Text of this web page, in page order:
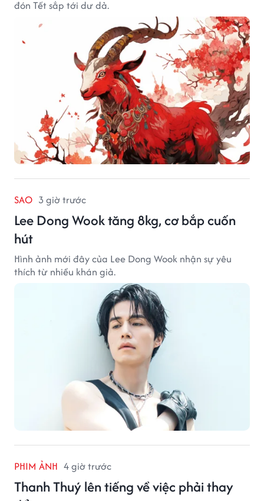
đón Tết sắp tới dư dả.
SAO 3 giờ trước
Lee Dong Wook tăng 8kg, cơ bắp cuốn
hút
Hình ảnh mới đây của Lee Dong Wook nhận sự yêu
thích từ nhiều khán giả.
PHIM ẢNH 4 giờ trước
Thanh Thuý lên tiếng về việc phải thay